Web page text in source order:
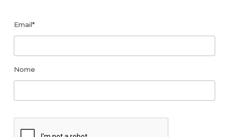
Email*
Nome